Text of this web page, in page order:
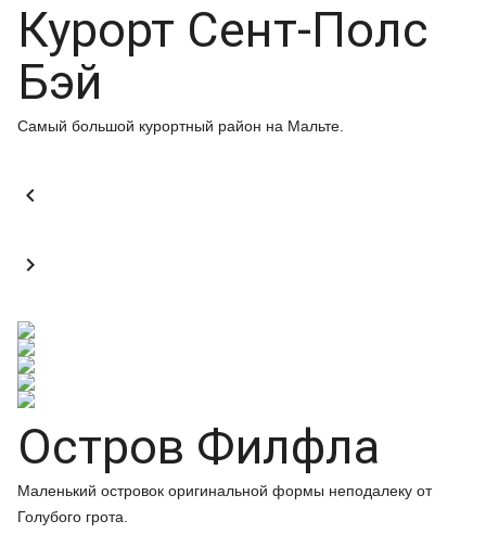
Курорт Сент-Полс
Бэй
Самый большой курортный район на Мальте.


Остров Филфла
Маленький островок оригинальной формы неподалеку от
Голубого грота.